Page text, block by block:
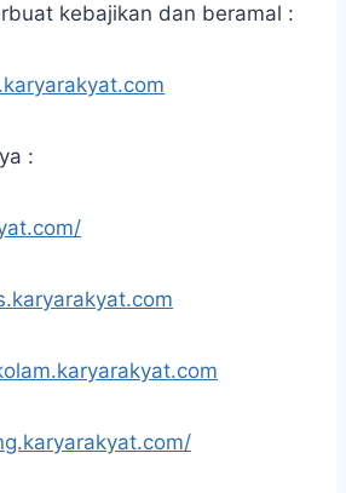
kebajikan dan beramal :
: